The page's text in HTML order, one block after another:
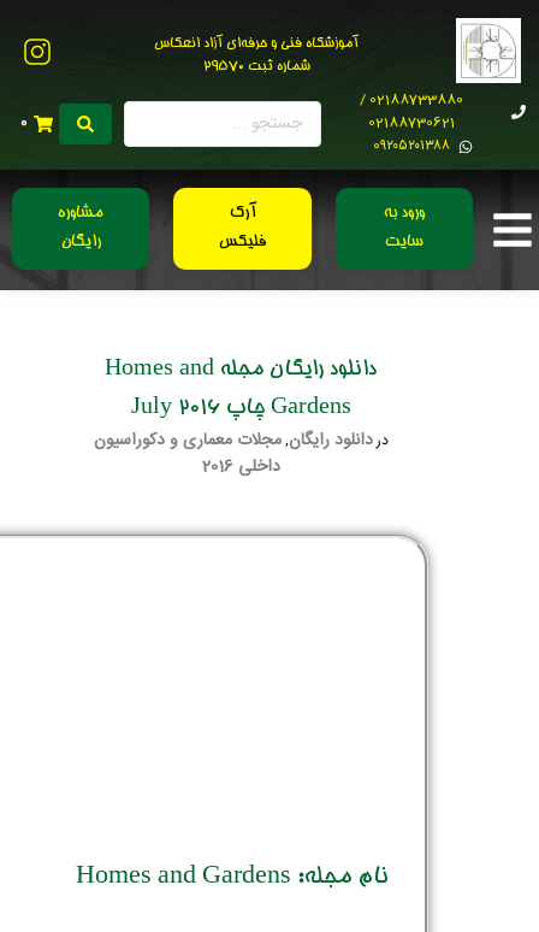
آموزشگاه فنی و حرفه‌ای آزاد انعکاس
شماره ثبت 29570
02188733880 /
02188730621
0۹۲۰۵۲۰۱۳۸۸
0
ورود به
سایت
آرک
فلیکس
مشاوره
رایگان
دانلود رایگان مجله Homes and
Gardens چاپ July 2016
دردانلود رایگان,مجلات معماری و دکوراسیون
داخلی 2016
نام مجله: Homes and Gardens